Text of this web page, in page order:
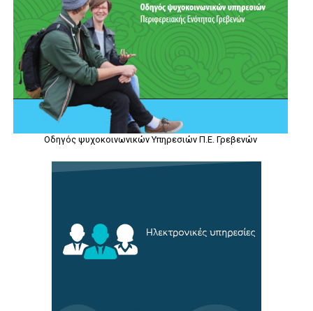
Οδηγός ψυχοκοινωνικών Υπηρεσιών Π.Ε. Γρεβενών